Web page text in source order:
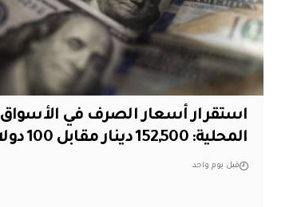
استقرار أسعار الصرف في الأسواق
المحلية: 152,500 دينار مقابل 100 دولار
قبل يوم واحد